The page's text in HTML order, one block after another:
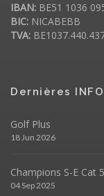
IBAN: BE51 1036
BIC: NICABEBB
TVA:
Dernières
Golf Plus
18 Jun 2026
Champions S-E Cat
04 Sep 2025